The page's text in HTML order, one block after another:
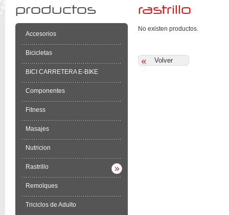
productos
Accesorios
Bicicletas
BICI CARRETERA E-BIKE
Componentes
Fitness
Masajes
Nutricion
Rastrillo
Remolques
Triciclos de Adulto
rastrillo
No existen productos.